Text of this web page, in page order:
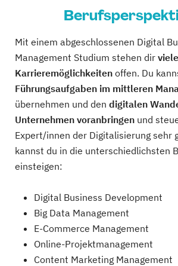
Mit einem abgeschlossenen Digital
Management Studium stehen dir viele
Karrieremöglichkeiten offen. Du
Führungsaufgaben im mittleren
übernehmen und den digitalen
Unternehmen voranbringen und
Expert/innen der Digitalisierung sehr
kannst du in die unterschiedlichsten
einsteigen:
Digital Business Development
Big Data Management
E-Commerce Management
Online-Projektmanagement
Content Marketing Management